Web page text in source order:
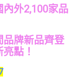
外2,100家品
品牌新品齊登
點！